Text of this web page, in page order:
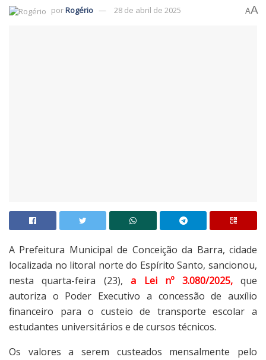
porRogério 28 de abril de 2025 AA
A Prefeitura Municipal de Conceição da Barra, cidade
localizada no litoral norte do Espírito Santo, sancionou,
nesta quarta-feira (23),a Lei nº 3.080/2025,que
autoriza o Poder Executivo a concessão de auxílio
financeiro para o custeio de transporte escolar a
estudantes universitários e de cursos técnicos.
Os valores a serem custeados mensalmente pelo